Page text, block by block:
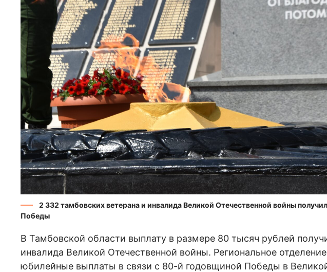
2 332 тамбовских ветерана и инвалида Великой Отечественной войны
Победы
В Тамбовской области выплату в размере 80 тысяч рублей
инвалида Великой Отечественной войны. Региональное
юбилейные выплаты в связи с 80-й годовщиной Победы в